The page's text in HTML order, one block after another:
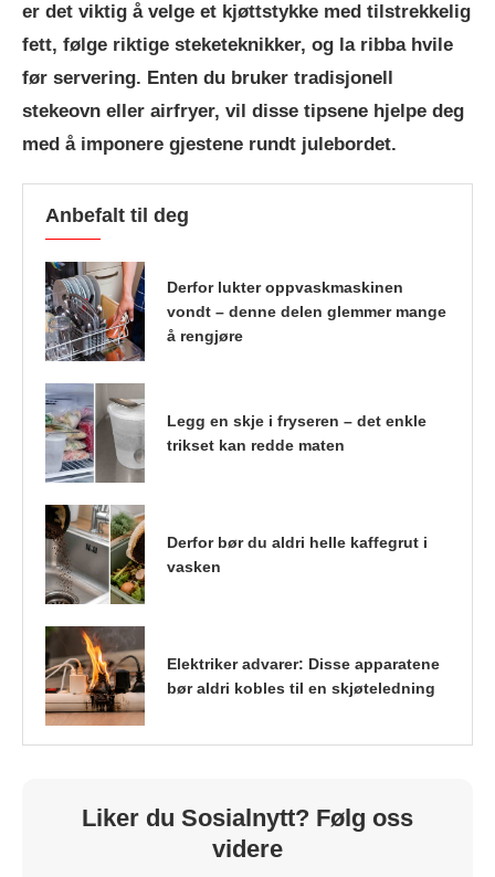
er det viktig å velge et kjøttstykke med tilstrekkelig
fett, følge riktige steketeknikker, og la ribba hvile
før servering. Enten du bruker tradisjonell
stekeovn eller airfryer, vil disse tipsene hjelpe deg
med å imponere gjestene rundt julebordet.
Anbefalt til deg
Derfor lukter oppvaskmaskinen
vondt – denne delen glemmer mange
å rengjøre
Legg en skje i fryseren – det enkle
trikset kan redde maten
Derfor bør du aldri helle kaffegrut i
vasken
Elektriker advarer: Disse apparatene
bør aldri kobles til en skjøteledning
Liker du Sosialnytt? Følg oss
videre